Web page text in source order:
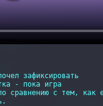
зафиксировать
- пока игра
сравнению с тем,